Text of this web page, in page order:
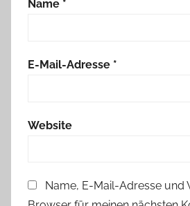
Name *
E-Mail-Adresse *
Website
Name, E-Mail-Adresse und